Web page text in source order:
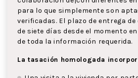
para lo que simplemente son
verificadas. El plazo de entrega
de siete días desde el momento
de toda la información requerida.
La tasación homologada